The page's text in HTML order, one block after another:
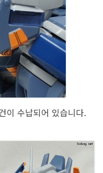
이 수납되어 있습니다.